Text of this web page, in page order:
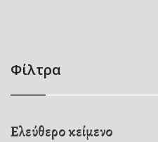
Φίλτρα
Ελεύθερο κείμενο